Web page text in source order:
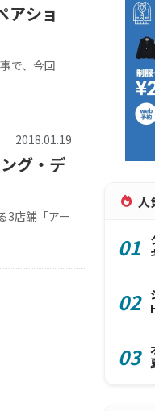
アショ
で、今回
2018.01.19
グ・デ
3店舗「アー
人
01
02
03